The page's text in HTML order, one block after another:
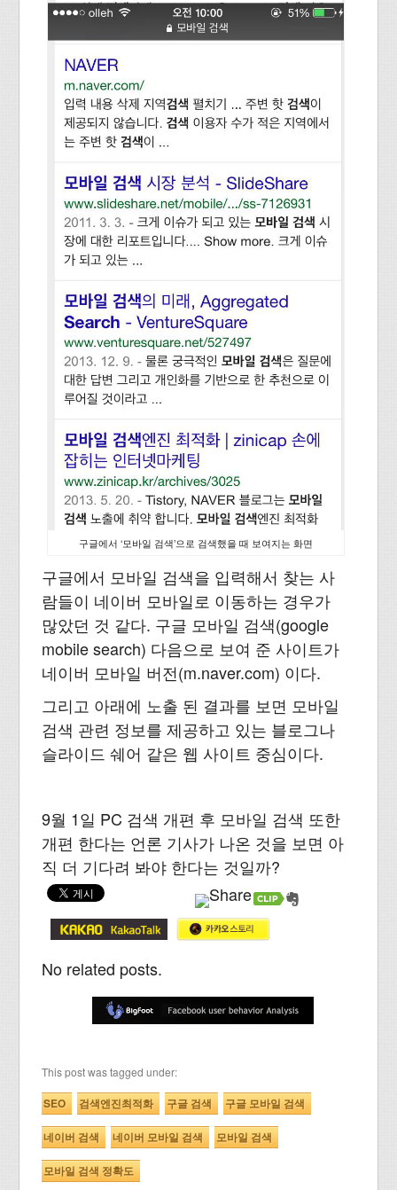
구글에서 ‘모바일 검색’으로 검색했을 때 보여지는 화면
구글에서 모바일 검색을 입력해서 찾는 사
람들이 네이버 모바일로 이동하는 경우가
많았던 것 같다. 구글 모바일 검색(google
mobile search) 다음으로 보여 준 사이트가
네이버 모바일 버전(m.naver.com) 이다.
그리고 아래에 노출 된 결과를 보면 모바일
검색 관련 정보를 제공하고 있는 블로그나
슬라이드 쉐어 같은 웹 사이트 중심이다.
9월 1일 PC 검색 개편 후 모바일 검색 또한
개편 한다는 언론 기사가 나온 것을 보면 아
직 더 기다려 봐야 한다는 것일까?
No related posts.
This post was tagged under:
SEO 검색엔진최적화 구글 검색 구글 모바일 검색
네이버 검색 네이버 모바일 검색 모바일 검색
모바일 검색 정확도